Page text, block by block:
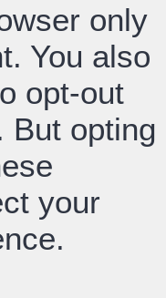
only
You also
opt-out
But opting
your